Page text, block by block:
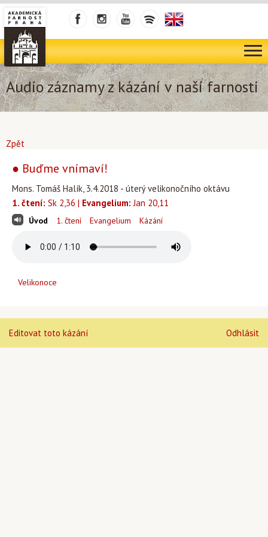
Audio záznamy z kázání v naší farnosti
Zpět
● Buďme vnímaví!
Mons. Tomáš Halík, 3.4.2018 - úterý velikonočního oktávu
1. čtení: Sk 2,36 | Evangelium: Jan 20,11
Úvod 1. čtení Evangelium Kázání
Velikonoce
Editovat toto kázání Odhlásit